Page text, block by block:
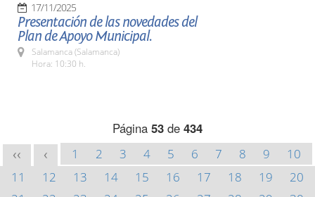
17/11/2025
Presentación de las novedades del
Plan de Apoyo Municipal.
Salamanca (Salamanca)
Hora: 10:30 h.
Página 53 de 434
<< < 1 2 3 4 5 6 7 8 9
10
11
12 13 14 15 16 17 18 19
20